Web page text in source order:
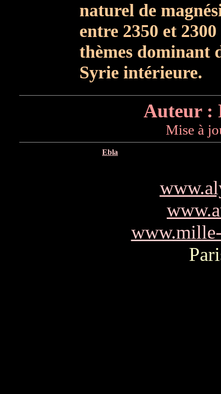
naturel de
entre 2350 et
thèmes dominant
Syrie intérieure.
Auteur :
Mise à
Ebla